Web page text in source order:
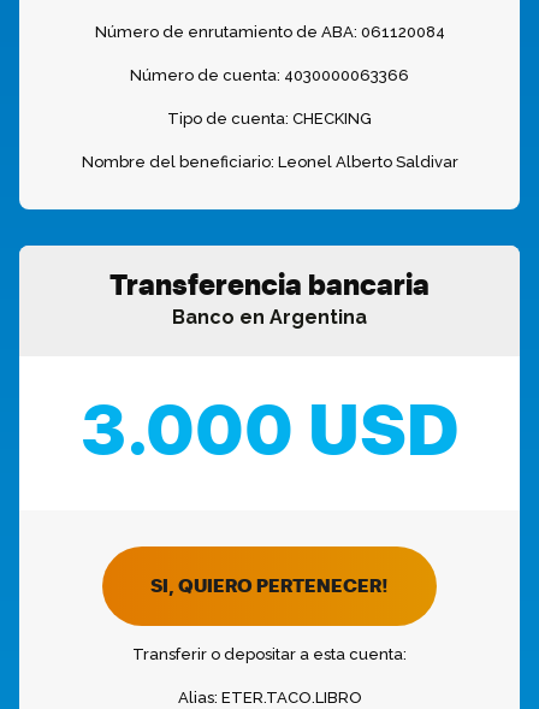
Número de enrutamiento de ABA: 061120084
Número de cuenta: 4030000063366
Tipo de cuenta: CHECKING
Nombre del beneficiario: Leonel Alberto Saldivar
Transferencia bancaria
Banco en Argentina
3.000 USD
SI, QUIERO PERTENECER!
Transferir o depositar a esta cuenta:
Alias: ETER.TACO.LIBRO